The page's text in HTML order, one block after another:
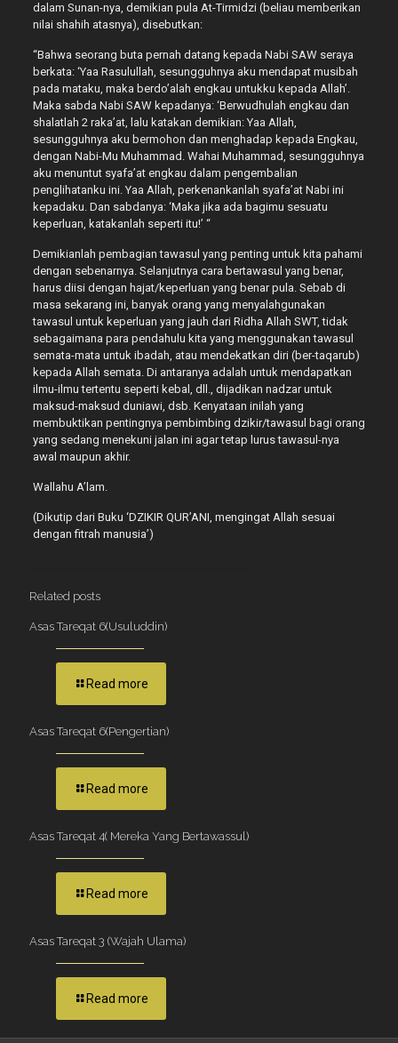
dalam Sunan-nya, demikian pula At-Tirmidzi (beliau memberikan
nilai shahih atasnya), disebutkan:
“Bahwa seorang buta pernah datang kepada Nabi SAW seraya
berkata: ‘Yaa Rasulullah, sesungguhnya aku mendapat musibah
pada mataku, maka berdo’alah engkau untukku kepada Allah’.
Maka sabda Nabi SAW kepadanya: ‘Berwudhulah engkau dan
shalatlah 2 raka’at, lalu katakan demikian: Yaa Allah,
sesungguhnya aku bermohon dan menghadap kepada Engkau,
dengan Nabi-Mu Muhammad. Wahai Muhammad, sesungguhnya
aku menuntut syafa’at engkau dalam pengembalian
penglihatanku ini. Yaa Allah, perkenankanlah syafa’at Nabi ini
kepadaku. Dan sabdanya: ‘Maka jika ada bagimu sesuatu
keperluan, katakanlah seperti itu!’ “
Demikianlah pembagian tawasul yang penting untuk kita pahami
dengan sebenarnya. Selanjutnya cara bertawasul yang benar,
harus diisi dengan hajat/keperluan yang benar pula. Sebab di
masa sekarang ini, banyak orang yang menyalahgunakan
tawasul untuk keperluan yang jauh dari Ridha Allah SWT, tidak
sebagaimana para pendahulu kita yang menggunakan tawasul
semata-mata untuk ibadah, atau mendekatkan diri (ber-taqarub)
kepada Allah semata. Di antaranya adalah untuk mendapatkan
ilmu-ilmu tertentu seperti kebal, dll., dijadikan nadzar untuk
maksud-maksud duniawi, dsb. Kenyataan inilah yang
membuktikan pentingnya pembimbing dzikir/tawasul bagi orang
yang sedang menekuni jalan ini agar tetap lurus tawasul-nya
awal maupun akhir.
Wallahu A’lam.
(Dikutip dari Buku ‘DZIKIR QUR’ANI, mengingat Allah sesuai
dengan fitrah manusia’)
Related posts
Asas Tareqat 6(Usuluddin)
Read more
Asas Tareqat 6(Pengertian)
Read more
Asas Tareqat 4( Mereka Yang Bertawassul)
Read more
Asas Tareqat 3 (Wajah Ulama)
Read more